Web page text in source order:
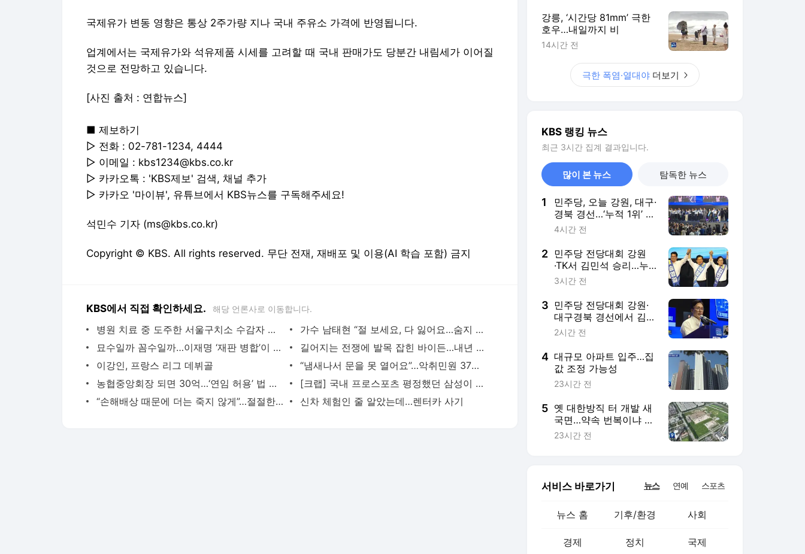
국제유가 변동 영향은 통상 2주가량 지나 국내 주유소 가격에 반영됩니다.
업계에서는 국제유가와 석유제품 시세를 고려할 때 국내 판매가도 당분간 내림세가 이어질
것으로 전망하고 있습니다.
[사진 출처 : 연합뉴스]
■ 제보하기
▷ 전화 : 02-781-1234, 4444
▷ 이메일 : kbs1234@kbs.co.kr
▷ 카카오톡 : 'KBS제보' 검색, 채널 추가
▷ 카카오 '마이뷰', 유튜브에서 KBS뉴스를 구독해주세요!
석민수 기자 (ms@kbs.co.kr)
Copyright © KBS. All rights reserved. 무단 전재, 재배포 및 이용(AI 학습 포함) 금지
KBS에서 직접 확인하세요. 해당 언론사로 이동합니다.
병원 치료 중 도주한 서울구치소 수감자 김길수 공개수배…양주 방면 이동
가수 남태현 “절 보세요, 다 잃어요…숨지 말고 도움 청하세요”
묘수일까 꼼수일까…이재명 ‘재판 병합’이 뭐길래 [주말엔]
길어지는 전쟁에 발목 잡힌 바이든…내년 미국 대선, 어찌되나? [세계엔]
이강인, 프랑스 리그 데뷔골
“냄새나서 문을 못 열어요”…악취민원 37배 폭증
농협중앙회장 되면 30억…‘연임 허용’ 법 개정될까?
[크랩] 국내 프로스포츠 평정했던 삼성이 하락세를 보이는 이유
“손해배상 때문에 더는 죽지 않게”…절절한 호소에 법 바뀔까?
신차 체험인 줄 알았는데…렌터카 사기
강릉, ‘시간당 81mm’ 극한
호우…내일까지 비
14시간 전
극한 폭염·열대야 더보기
KBS 랭킹 뉴스
최근 3시간 집계 결과입니다.
많이 본 뉴스 탐독한 뉴스
1
민주당, 오늘 강원, 대구·
경북 경선…‘누적 1위’ 김
민석
4시간 전
2 민주당 전당대회 강원
·TK서 김민석 승리…누
적 1위도 유지
3시간 전
3 민주당 전당대회 강원·
대구경북 경선에서 김민
석 1위
2시간 전
4 대규모 아파트 입주…집
값 조정 가능성
23시간 전
5 옛 대한방직 터 개발 새
국면…약속 번복이냐 상
황 변화냐
23시간 전
서비스 바로가기 뉴스 연예 스포츠
뉴스 홈 기후/환경 사회
경제 정치 국제